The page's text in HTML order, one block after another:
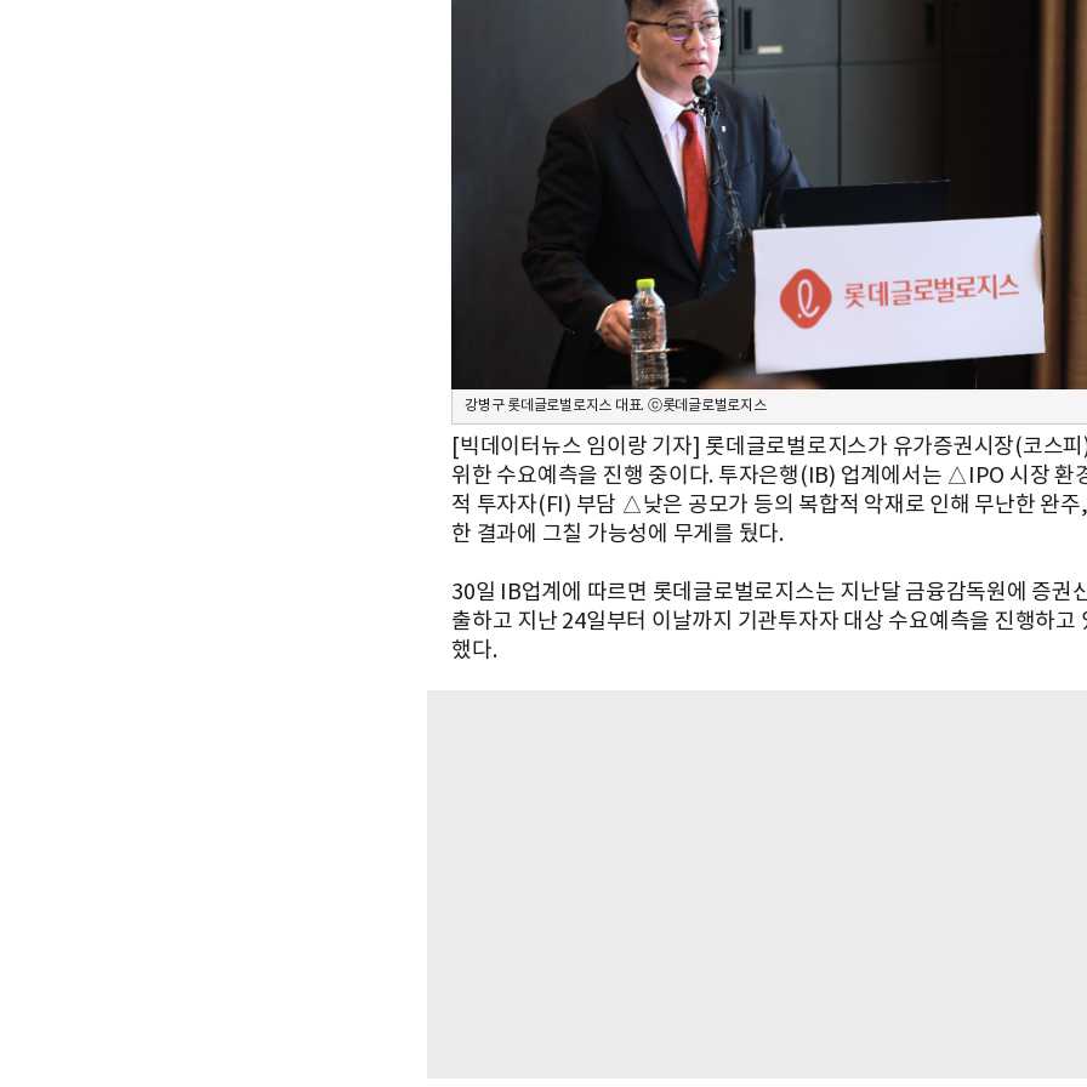
강병구 롯데글로벌로지스 대표. ⓒ롯데글로벌로지스
[빅데이터뉴스 임이랑 기자] 롯데글로벌로지스가 유가증권시장(코스
위한 수요예측을 진행 중이다. 투자은행(IB) 업계에서는 △IPO 시장
적 투자자(FI) 부담 △낮은 공모가 등의 복합적 악재로 인해 무난한 완주
한 결과에 그칠 가능성에 무게를 뒀다.
30일 IB업계에 따르면 롯데글로벌로지스는 지난달 금융감독원에 증권
출하고 지난 24일부터 이날까지 기관투자자 대상 수요예측을 진행하고
했다.